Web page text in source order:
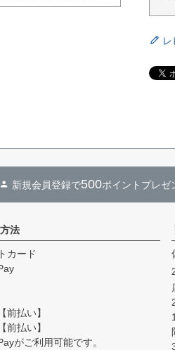
レ
新規会員登録で500ポイントプレゼ
法
カード
前払い】
前払い】
がご利用可能です。